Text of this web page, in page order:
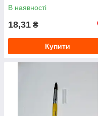
В наявності
18,31 ₴
Купити